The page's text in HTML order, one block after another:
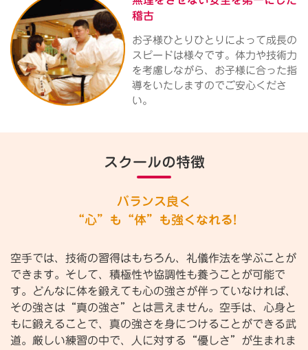
稽古
お子様ひとりひとりによって成長の
スピードは様々です。体力や技術力
を考慮しながら、お子様に合った指
導をいたしますのでご安心くださ
い。
スクールの特徴
バランス良く
“心”も“体”も強くなれる!
空手では、技術の習得はもちろん、礼儀作法を学ぶことが
できます。そして、積極性や協調性も養うことが可能で
す。どんなに体を鍛えても心の強さが伴っていなければ、
その強さは“真の強さ”とは言えません。空手は、心身と
もに鍛えることで、真の強さを身につけることができる武
道。厳しい練習の中で、人に対する“優しさ”が生まれま